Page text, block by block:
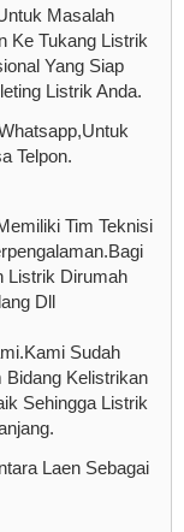
Masalah
Ke Tukang Listrik
Yang Siap
Listrik Anda.
Telpon.
Tim Teknisi
Listrik Dirumah
Dll
Sudah
Bidang Kelistrikan
Sehingga Listrik
Laen Sebagai